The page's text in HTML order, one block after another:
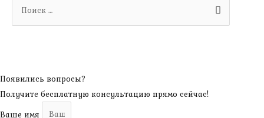
for:
Появились вопросы?
Получите бесплатную консультацию прямо сейчас!
Ваше имя